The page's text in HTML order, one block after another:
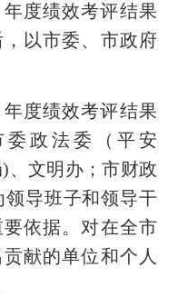
年度绩效考评结果
以市委、市政府
年度绩效考评结果
委政法委（ 平安
)、文明办；市财政
领导班子和领导干
依据。 对在全市
献的单位和个人